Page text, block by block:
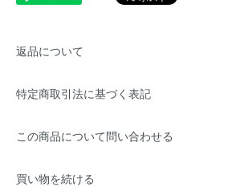
返品について
特定商取引法に基づく表記
この商品について問い合わせる
買い物を続ける